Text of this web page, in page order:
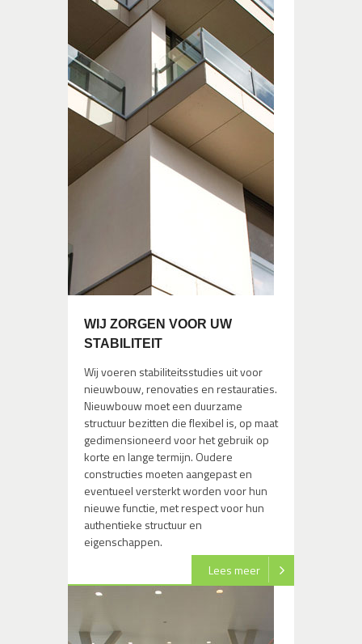
WIJ ZORGEN VOOR UW
STABILITEIT
Wij voeren stabiliteitsstudies uit voor
nieuwbouw, renovaties en restauraties.
Nieuwbouw moet een duurzame
structuur bezitten die flexibel is, op maat
gedimensioneerd voor het gebruik op
korte en lange termijn. Oudere
constructies moeten aangepast en
eventueel versterkt worden voor hun
nieuwe functie, met respect voor hun
authentieke structuur en
eigenschappen.
Lees meer